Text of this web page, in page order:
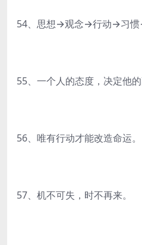
54、思想→观念→行动→习惯
55、一个人的态度，决定他的
56、唯有行动才能改造命运。
57、机不可失，时不再来。